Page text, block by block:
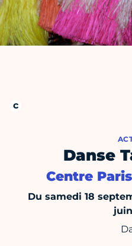
Danse
Centre
Du samedi 18